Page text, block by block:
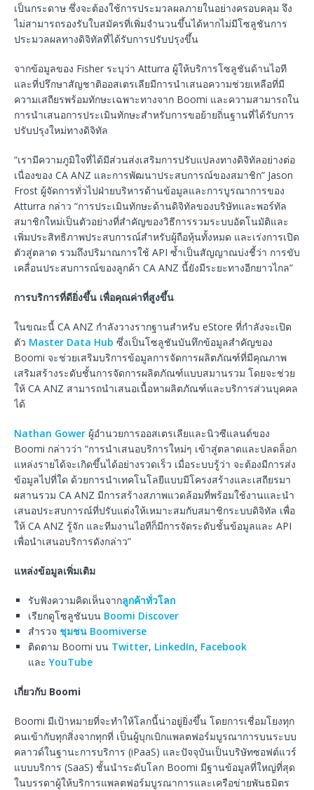
เป็นกระดาษ ซึ่งจะต้องใช้การประมวลผลภายในอย่างครอบคลุม จึง
ไม่สามารถรองรับใบสมัครที่เพิ่มจำนวนขึ้นได้หากไม่มีโซลูชันการ
ประมวลผลทางดิจิทัลที่ได้รับการปรับปรุงขึ้น
จากข้อมูลของ Fisher ระบุว่า Atturra ผู้ให้บริการโซลูชันด้านไอที
และที่ปรึกษาสัญชาติออสเตรเลียมีการนำเสนอความช่วยเหลือที่มี
ความเสถียรพร้อมทักษะเฉพาะทางจาก Boomi และความสามารถใน
การนำเสนอการประเมินทักษะสำหรับการขอย้ายถิ่นฐานที่ได้รับการ
ปรับปรุงใหม่ทางดิจิทัล
“เรามีความภูมิใจที่ได้มีส่วนส่งเสริมการปรับแปลงทางดิจิทัลอย่างต่อ
เนื่องของ CA ANZ และการพัฒนาประสบการณ์ของสมาชิก” Jason
Frost ผู้จัดการทั่วไปฝ่ายบริหารด้านข้อมูลและการบูรณาการของ
Atturra กล่าว “การประเมินทักษะด้านดิจิทัลของบริษัทและพอร์ทัล
สมาชิกใหม่เป็นตัวอย่างที่สำคัญของวิธีการรวมระบบอัตโนมัติและ
เพิ่มประสิทธิภาพประสบการณ์สำหรับผู้ถือหุ้นทั้งหมด และเร่งการเปิด
ตัวสู่ตลาด รวมถึงปริมาณการใช้ API ซ้ำเป็นสัญญาณบ่งชี้ว่า การขับ
เคลื่อนประสบการณ์ของลูกค้า CA ANZ นี้ยังมีระยะทางอีกยาวไกล”
การบริการที่ดียิ่งขึ้น เพื่อคุณค่าที่สูงขึ้น
ในขณะนี้ CA ANZ กำลังวางรากฐานสำหรับ eStore ที่กำลังจะเปิด
ตัว Master Data Hub ซึ่งเป็นโซลูชันบันทึกข้อมูลสำคัญของ
Boomi จะช่วยเสริมบริการข้อมูลการจัดการผลิตภัณฑ์ที่มีคุณภาพ
เสริมสร้างระดับชั้นการจัดการผลิตภัณฑ์แบบสมานรวม โดยจะช่วย
ให้ CA ANZ สามารถนำเสนอเนื้อหาผลิตภัณฑ์และบริการส่วนบุคคล
ได้
Nathan Gower ผู้อำนวยการออสเตรเลียและนิวซีแลนด์ของ
Boomi กล่าวว่า “การนำเสนอบริการใหม่ๆ เข้าสู่ตลาดและปลดล็อก
แหล่งรายได้จะเกิดขึ้นได้อย่างรวดเร็ว เมื่อระบบรู้ว่า จะต้องมีการส่ง
ข้อมูลไปที่ใด ด้วยการนำเทคโนโลยีแบบมีโครงสร้างและเสถียรมา
ผสานรวม CA ANZ มีการสร้างสภาพแวดล้อมที่พร้อมใช้งานและนำ
เสนอประสบการณ์ที่ปรับแต่งให้เหมาะสมกับสมาชิกระบบดิจิทัล เพื่อ
ให้ CA ANZ รู้จัก และทีมงานไอทีก็มีการจัดระดับชั้นข้อมูลและ API
เพื่อนำเสนอบริการดังกล่าว”
แหล่งข้อมูลเพิ่มเติม
รับฟังความคิดเห็นจากลูกค้าทั่วโลก
เรียกดูโซลูชันบน Boomi Discover
สำรวจ ชุมชน Boomiverse
ติดตาม Boomi บน Twitter, LinkedIn, Facebook
และYouTube
เกี่ยวกับ Boomi
Boomi มีเป้าหมายที่จะทำให้โลกนี้น่าอยู่ยิ่งขึ้น โดยการเชื่อมโยงทุก
คนเข้ากับทุกสิ่งจากทุกที่ เป็นผู้บุกเบิกแพลตฟอร์มบูรณาการบนระบบ
คลาวด์ในฐานะการบริการ (iPaaS) และปัจจุบันเป็นบริษัทซอฟต์แวร์
แบบบริการ (SaaS) ชั้นนำระดับโลก Boomi มีฐานข้อมูลที่ใหญ่ที่สุด
ในบรรดาผู้ให้บริการแพลตฟอร์มบูรณาการและเครือข่ายพันธมิตร